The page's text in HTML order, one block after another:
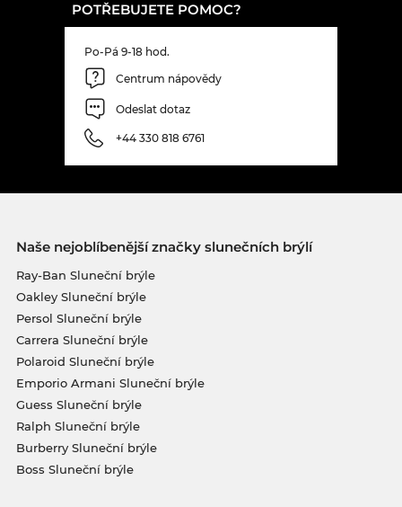
POTŘEBUJETE POMOC?
Po-Pá 9-18 hod.
Centrum nápovědy
Odeslat dotaz
+44 330 818 6761
Naše nejoblíbenější značky slunečních brýlí
Ray-Ban Sluneční brýle
Oakley Sluneční brýle
Persol Sluneční brýle
Carrera Sluneční brýle
Polaroid Sluneční brýle
Emporio Armani Sluneční brýle
Guess Sluneční brýle
Ralph Sluneční brýle
Burberry Sluneční brýle
Boss Sluneční brýle